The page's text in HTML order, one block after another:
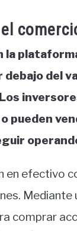
debajo del
pueden
en efectivo
Mediante
comprar